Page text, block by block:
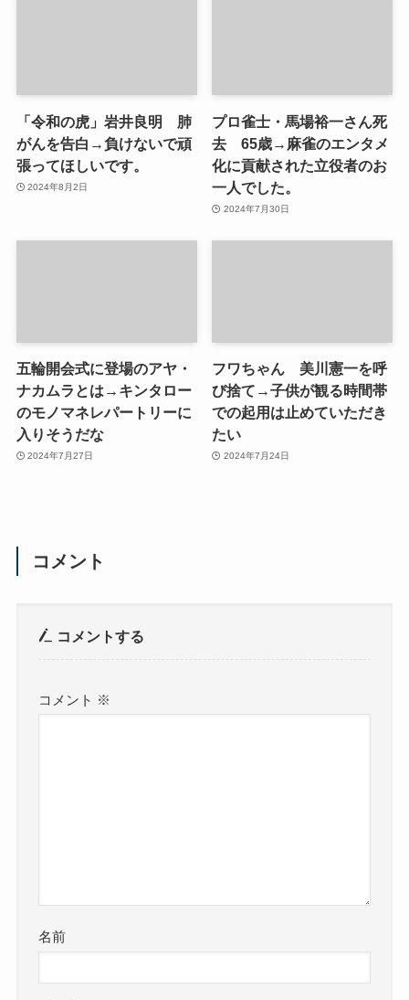
「令和の虎」岩井良明 肺
がんを告白→負けないで頑
張ってほしいです。
2024年8月2日
プロ雀士・馬場裕一さん死
去 65歳→麻雀のエンタメ
化に貢献された立役者のお
一人でした。
2024年7月30日
五輪開会式に登場のアヤ・
ナカムラとは→キンタロー
のモノマネレパートリーに
入りそうだな
2024年7月27日
フワちゃん 美川憲一を呼
び捨て→子供が観る時間帯
での起用は止めていただき
たい
2024年7月24日
コメント
コメントする
コメント ※
名前